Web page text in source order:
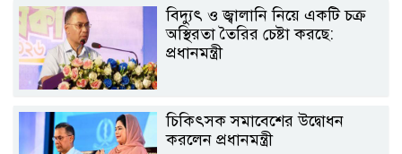
বিদ্যুৎ ও জ্বালানি নিয়ে একটি চক্র
অস্থিরতা তৈরির চেষ্টা করছে:
প্রধানমন্ত্রী
চিকিৎসক সমাবেশের উদ্বোধন
করলেন প্রধানমন্ত্রী